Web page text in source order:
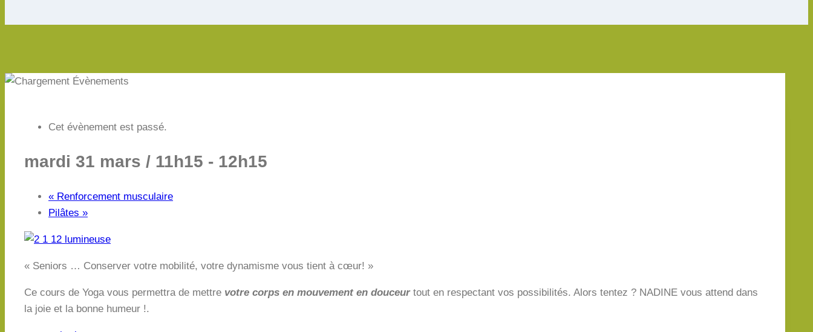
Cet évènement est passé.
mardi 31 mars / 11h15 - 12h15
« Renforcement musculaire
Pilâtes »
« Seniors … Conserver votre mobilité, votre dynamisme vous tient à cœur! »
Ce cours de Yoga vous permettra de mettre votre corps en mouvement en douceurtout en respectant vos possibilités. Alors tentez ? NADINE vous attend dans
la joie et la bonne humeur !.